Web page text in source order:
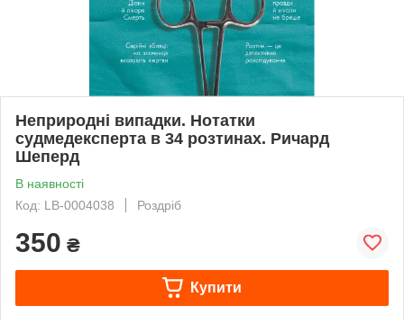
Неприродні випадки. Нотатки
судмедексперта в 34 розтинах. Ричард
Шеперд
В наявності
Код: LB-0004038
Роздріб
350 ₴
Купити